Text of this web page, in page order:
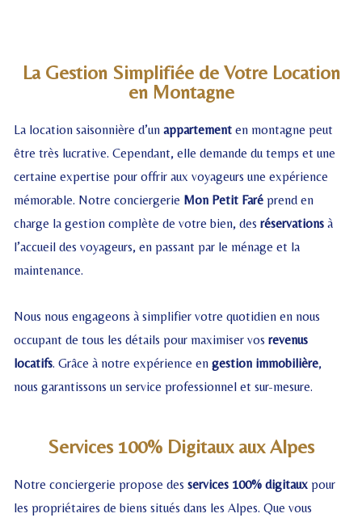
La Gestion Simplifiée de Votre Location
en Montagne
La location saisonnière d’unappartement en montagne peut
être très lucrative. Cependant, elle demande du temps et une
certaine expertise pour offrir aux voyageurs une expérience
mémorable. Notre conciergerie Mon Petit Faré prend en
charge la gestion complète de votre bien, desréservations à
l’accueil des voyageurs, en passant par le ménage et la
maintenance.
Nous nous engageons à simplifier votre quotidien en nous
occupant de tous les détails pour maximiser vosrevenus
locatifs. Grâce à notre expérience engestion immobilière,
nous garantissons un service professionnel et sur-mesure.
Services 100% Digitaux aux Alpes
Notre conciergerie propose desservices 100% digitaux pour
les propriétaires de biens situés dans les Alpes. Que vous